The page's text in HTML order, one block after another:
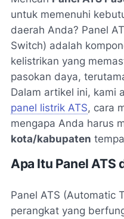
untuk memenuhi
daerah Anda? Panel
Switch) adalah
kelistrikan yang
pasokan daya,
Dalam artikel ini, kami
panel listrik ATS, cara
mengapa Anda harus
kota/kabupaten
Apa Itu Panel ATS
Panel ATS (Automatic
perangkat yang